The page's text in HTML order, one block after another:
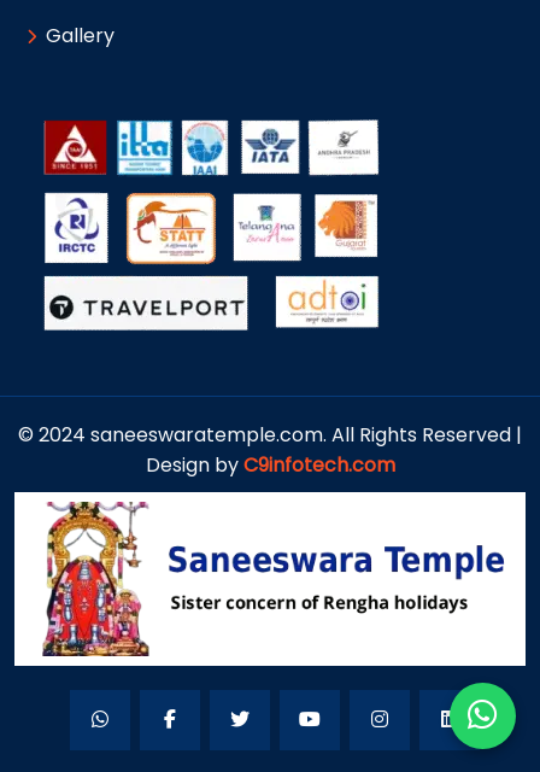
Gallery
© 2024 saneeswaratemple.com. All Rights Reserved |
Design byC9infotech.com